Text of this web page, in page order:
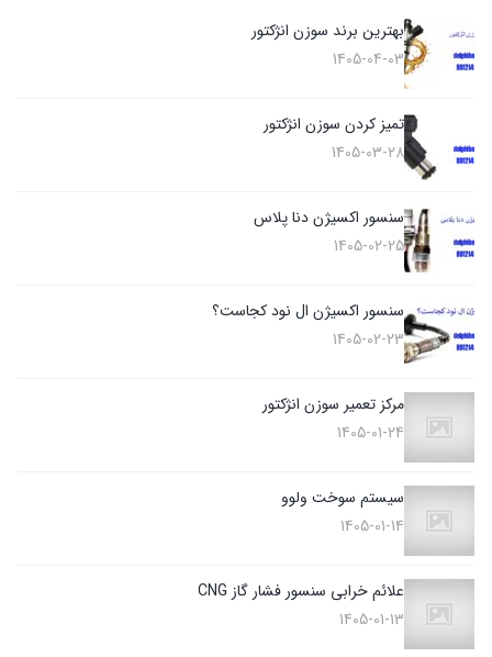
بهترین برند سوزن انژکتور
1405-04-03
تمیز کردن سوزن انژکتور
1405-03-28
سنسور اکسیژن دنا پلاس
1405-02-25
سنسور اکسیژن ال نود کجاست؟
1405-02-23
مرکز تعمیر سوزن انژکتور
1405-01-24
سیستم سوخت ولوو
1405-01-14
علائم خرابی سنسور فشار گاز CNG
1405-01-13